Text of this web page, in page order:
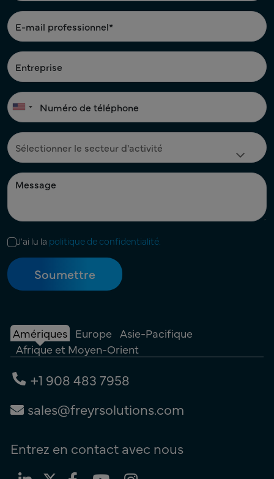
J'ai lu la politique de confidentialité.
Amériques Europe Asie-Pacifique
Afrique et Moyen-Orient
+1 908 483 7958
sales@freyrsolutions.com
Entrez en contact avec nous